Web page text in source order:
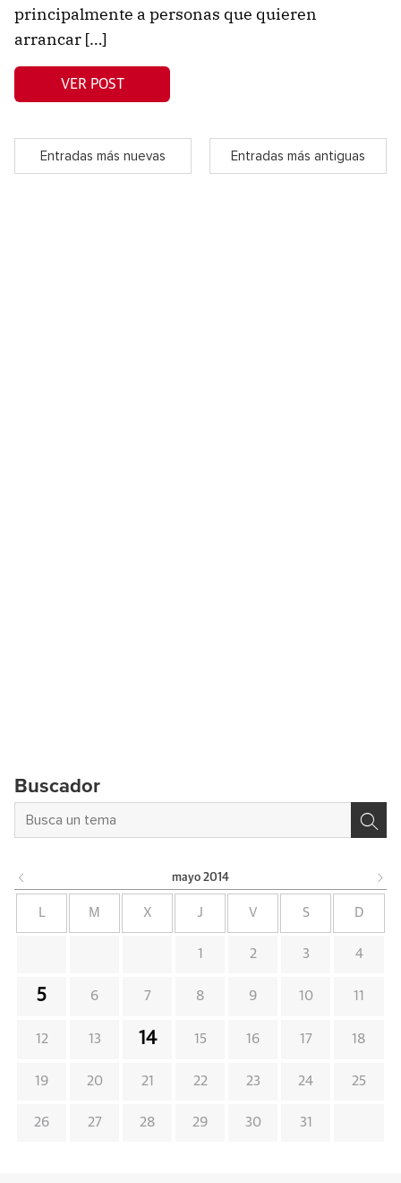
principalmente a personas que quieren
arrancar […]
VER POST
Entradas más nuevas Entradas más antiguas
Buscador
mayo 2014
L M X J V S D
1 2 3 4
5 6 7 8 9 10 11
12 13 14 15 16 17 18
19 20 21 22 23 24 25
26 27 28 29 30 31